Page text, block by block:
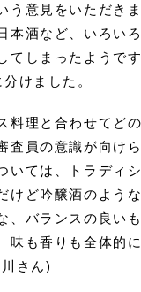
う意見をいただき
本酒など、いろい
てしまったようで
けました。
料理と合わせてど
査員の意識が向け
いては、トラディ
けど吟醸酒のよう
、バランスの良い
味も香りも全体的
さん)